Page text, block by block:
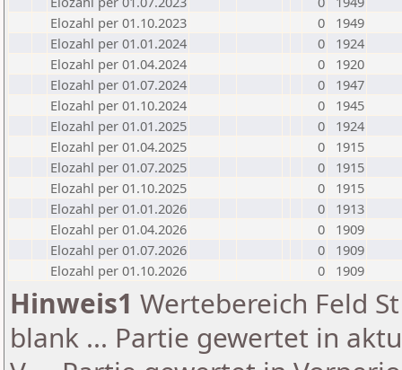
Elozahl per 01.10.2023
0
1949
Elozahl per 01.01.2024
0
1924
Elozahl per 01.04.2024
0
1920
Elozahl per 01.07.2024
0
1947
Elozahl per 01.10.2024
0
1945
Elozahl per 01.01.2025
0
1924
Elozahl per 01.04.2025
0
1915
Elozahl per 01.07.2025
0
1915
Elozahl per 01.10.2025
0
1915
Elozahl per 01.01.2026
0
1913
Elozahl per 01.04.2026
0
1909
Elozahl per 01.07.2026
0
1909
Elozahl per 01.10.2026
0 1909
Hinweis1 Wertebereich Feld
blank ... Partie gewertet in